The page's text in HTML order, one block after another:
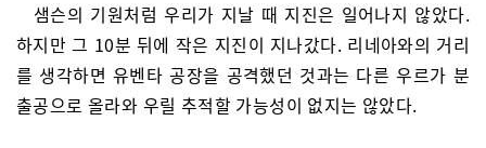
샘슨의 기원처럼 우리가 지날 때 지진은 일어나지 않았다.
하지만 그 10분 뒤에 작은 지진이 지나갔다. 리네아와의 거리
를 생각하면 유벤타 공장을 공격했던 것과는 다른 우르가 분
출공으로 올라와 우릴 추적할 가능성이 없지는 않았다.